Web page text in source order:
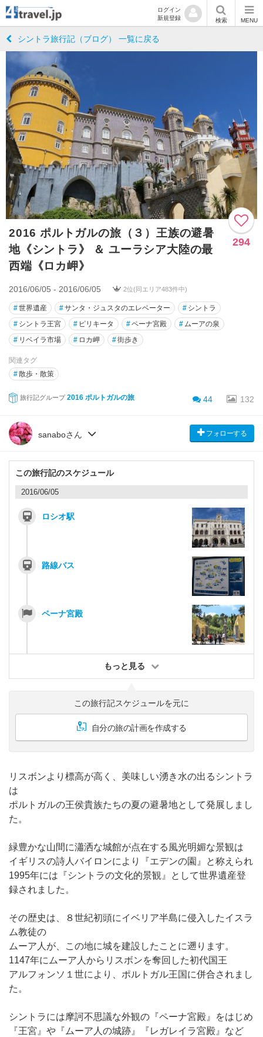
ログイン
新規登録
検索 MENU
シントラ旅行記（ブログ） 一覧に戻る
2016 ポルトガルの旅（３）王族の避暑
地《シントラ》 ＆ ユーラシア大陸の最
西端《ロカ岬》
294
2016/06/05 - 2016/06/05 2位(同エリア483件中)
#世界遺産 #サンタ・ジュスタのエレベーター # シントラ
# シントラ王宮 # ピリキータ #ペーナ宮殿 #ムーアの泉
# リベイラ市場 # ロカ岬 #街歩き
関連タグ
#散歩・散策
旅行記グループ 2016 ポルトガルの旅 44 132
sanaboさん フォローする
この旅行記のスケジュール
2016/06/05
ロシオ駅
路線バス
ペーナ宮殿
もっと見る
この旅行記スケジュールを元に
自分の旅の計画を作成する
リスボンより標高が高く、美味しい湧き水の出るシントラ
は
ポルトガルの王侯貴族たちの夏の避暑地として発展しまし
た。
緑豊かな山間に瀟洒な城館が点在する風光明媚な景観は
イギリスの詩人バイロンにより『エデンの園』と称えられ
1995年には『シントラの文化的景観』として世界遺産登
録されました。
その歴史は、８世紀初頭にイベリア半島に侵入したイスラ
ム教徒の
ムーア人が、この地に城を建設したことに遡ります。
1147年にムーア人からリスボンを奪回した初代国王
アルフォンソ１世により、ポルトガル王国に併合されまし
た。
シントラには摩訶不思議な外観の『ペーナ宮殿』をはじめ
『王宮』や『ムーア人の城跡』『レガレイラ宮殿』など